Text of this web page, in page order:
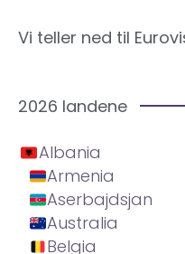
Vi teller ned til
2026 landene
Albania
Armenia
Aserbajdsjan
Australia
Belgia